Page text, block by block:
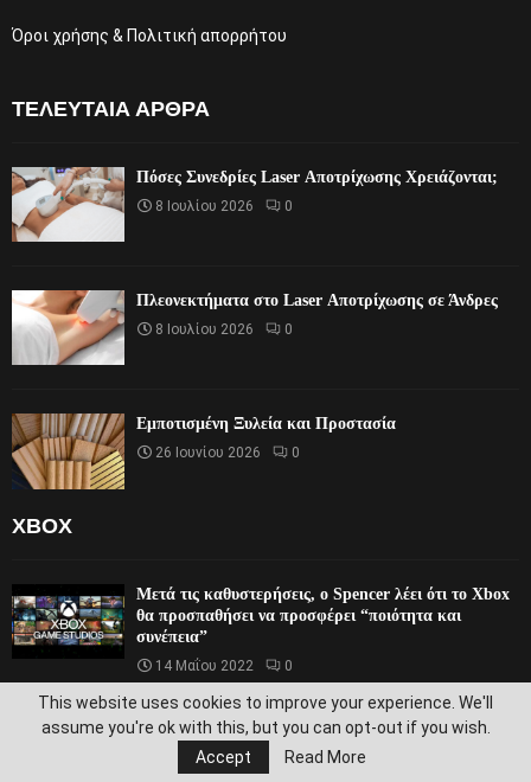
Όροι χρήσης & Πολιτική απορρήτου
ΤΕΛΕΥΤΑΊΑ ΆΡΘΡΑ
Πόσες Συνεδρίες Laser Αποτρίχωσης Χρειάζονται;
8 Ιουλίου 2026 0
Πλεονεκτήματα στο Laser Αποτρίχωσης σε Άνδρες
8 Ιουλίου 2026 0
Εμποτισμένη Ξυλεία και Προστασία
26 Ιουνίου 2026 0
XBOX
Μετά τις καθυστερήσεις, ο Spencer λέει ότι το Xbox
θα προσπαθήσει να προσφέρει “ποιότητα και
συνέπεια”
14 Μαΐου 2022 0
Το Fortnite μπορεί πλέον να μεταδοθεί δωρεάν στο
Xbox Cloud Gaming χωρίς συνδρομή
This website uses cookies to improve your experience. We'll
assume you're ok with this, but you can opt-out if you wish.
Accept
Read More